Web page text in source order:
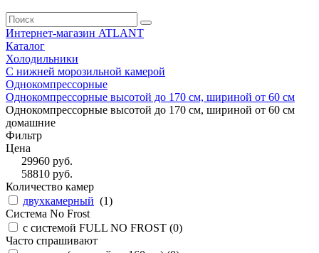
Интернет-магазин ATLANT
Каталог
Холодильники
С нижней морозильной камерой
Однокомпрессорные
Однокомпрессорные высотой до 170 см, шириной от 60 см
Однокомпрессорные высотой до 170 см, шириной от 60 см
домашние
Фильтр
Цена
29960руб.
58810руб.
Количество камер
двухкамерный (1)
Система No Frost
с системой FULL NO FROST (0)
Часто спрашивают